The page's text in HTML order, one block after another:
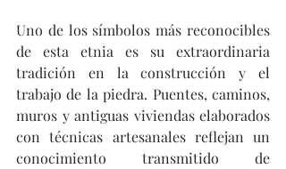
Uno de los símbolos más reconocibles
de esta etnia es su extraordinaria
tradición en la construcción y el
trabajo de la piedra. Puentes, caminos,
muros y antiguas viviendas elaborados
con técnicas artesanales reflejan un
conocimiento transmitido de